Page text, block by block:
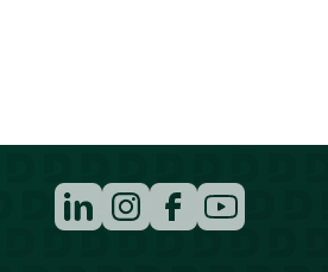
Navigation
überspringen